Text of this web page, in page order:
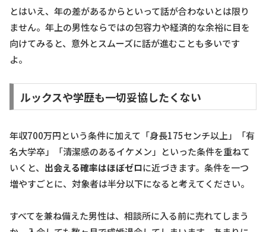
とはいえ、年の差があるからといって話が合わないとは限り
ません。年上の男性ならではの包容力や経済的な余裕に目を
向けてみると、意外とスムーズに話が進むことも多いです
よ。
ルックスや学歴も一切妥協したくない
年収700万円という条件に加えて「身長175センチ以上」「有
名大学卒」「清潔感のあるイケメン」といった条件を重ねて
いくと、 出会える確率はほぼゼロに近づきます。条件を一つ
増やすごとに、対象者は半分以下になると考えてください。
すべてを兼ね備えた男性は、相談所に入る前に売れてしまう